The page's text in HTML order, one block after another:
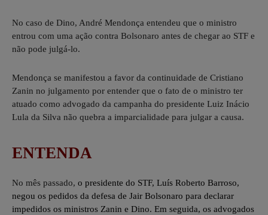
No caso de Dino, André Mendonça entendeu que o ministro
entrou com uma ação contra Bolsonaro antes de chegar ao STF e
não pode julgá-lo.
Mendonça se manifestou a favor da continuidade de Cristiano
Zanin no julgamento por entender que o fato de o ministro ter
atuado como advogado da campanha do presidente Luiz Inácio
Lula da Silva não quebra a imparcialidade para julgar a causa.
ENTENDA
No mês passado, o presidente do STF, Luís Roberto Barroso,
negou os pedidos da defesa de Jair Bolsonaro para declarar
impedidos os ministros Zanin e Dino. Em seguida, os advogados